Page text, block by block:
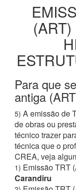
Para que
antiga
5) A emissão de
de obras ou
técnico trazer
técnica que o
CREA, veja
1) Emissão TRT
Carandiru